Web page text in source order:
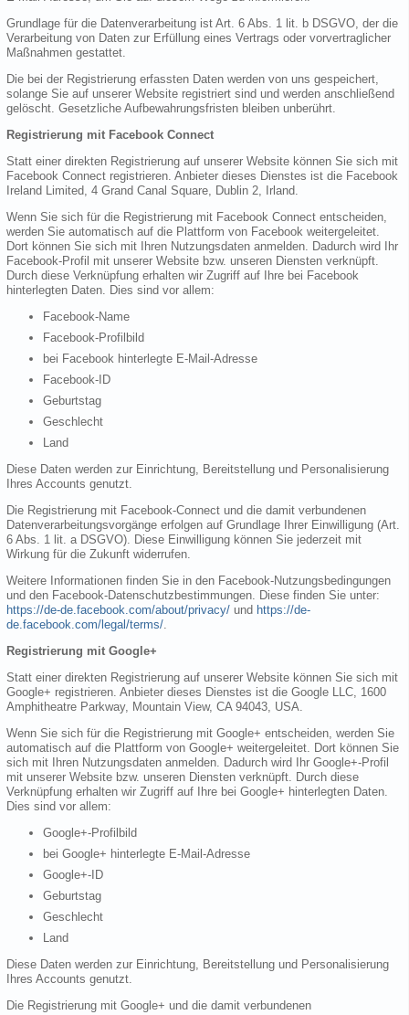
Grundlage für die Datenverarbeitung ist Art. 6 Abs. 1 lit. b DSGVO, der die
Verarbeitung von Daten zur Erfüllung eines Vertrags oder vorvertraglicher
Maßnahmen gestattet.
Die bei der Registrierung erfassten Daten werden von uns gespeichert,
solange Sie auf unserer Website registriert sind und werden anschließend
gelöscht. Gesetzliche Aufbewahrungsfristen bleiben unberührt.
Registrierung mit Facebook Connect
Statt einer direkten Registrierung auf unserer Website können Sie sich mit
Facebook Connect registrieren. Anbieter dieses Dienstes ist die Facebook
Ireland Limited, 4 Grand Canal Square, Dublin 2, Irland.
Wenn Sie sich für die Registrierung mit Facebook Connect entscheiden,
werden Sie automatisch auf die Plattform von Facebook weitergeleitet.
Dort können Sie sich mit Ihren Nutzungsdaten anmelden. Dadurch wird Ihr
Facebook-Profil mit unserer Website bzw. unseren Diensten verknüpft.
Durch diese Verknüpfung erhalten wir Zugriff auf Ihre bei Facebook
hinterlegten Daten. Dies sind vor allem:
Facebook-Name
Facebook-Profilbild
bei Facebook hinterlegte E-Mail-Adresse
Facebook-ID
Geburtstag
Geschlecht
Land
Diese Daten werden zur Einrichtung, Bereitstellung und Personalisierung
Ihres Accounts genutzt.
Die Registrierung mit Facebook-Connect und die damit verbundenen
Datenverarbeitungsvorgänge erfolgen auf Grundlage Ihrer Einwilligung (Art.
6 Abs. 1 lit. a DSGVO). Diese Einwilligung können Sie jederzeit mit
Wirkung für die Zukunft widerrufen.
Weitere Informationen finden Sie in den Facebook-Nutzungsbedingungen
und den Facebook-Datenschutzbestimmungen. Diese finden Sie unter:
https://de-de.facebook.com/about/privacy/ und https://de-
de.facebook.com/legal/terms/.
Registrierung mit Google+
Statt einer direkten Registrierung auf unserer Website können Sie sich mit
Google+ registrieren. Anbieter dieses Dienstes ist die Google LLC, 1600
Amphitheatre Parkway, Mountain View, CA 94043, USA.
Wenn Sie sich für die Registrierung mit Google+ entscheiden, werden Sie
automatisch auf die Plattform von Google+ weitergeleitet. Dort können Sie
sich mit Ihren Nutzungsdaten anmelden. Dadurch wird Ihr Google+-Profil
mit unserer Website bzw. unseren Diensten verknüpft. Durch diese
Verknüpfung erhalten wir Zugriff auf Ihre bei Google+ hinterlegten Daten.
Dies sind vor allem:
Google+-Profilbild
bei Google+ hinterlegte E-Mail-Adresse
Google+-ID
Geburtstag
Geschlecht
Land
Diese Daten werden zur Einrichtung, Bereitstellung und Personalisierung
Ihres Accounts genutzt.
Die Registrierung mit Google+ und die damit verbundenen